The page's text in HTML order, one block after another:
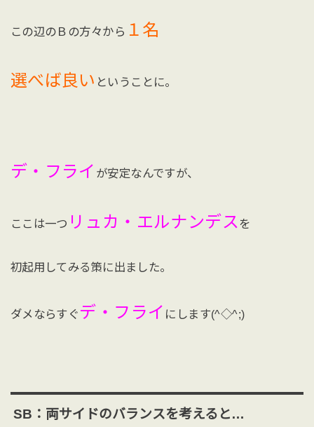
この辺のＢの方々から １名
選べば良い ということに。
デ・フライ が安定なんですが、
ここは一つ リュカ・エルナンデスを
初起用してみる策に出ました。
ダメならすぐ デ・フライ にします(^◇^;)
SB：両サイドのバランスを考えると…